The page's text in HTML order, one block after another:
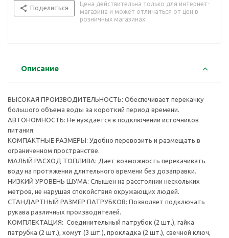
Поделиться
Цена действительна только для интернет-
магазина и может отличаться от цен в
розничных магазинах
Описание
ВЫСОКАЯ ПРОИЗВОДИТЕЛЬНОСТЬ: Обеспечивает перекачку
большого объема воды за короткий период времени.
АВТОНОМНОСТЬ: Не нуждается в подключении источников
питания.
КОМПАКТНЫЕ РАЗМЕРЫ: Удобно перевозить и размещать в
ограниченном пространстве.
МАЛЫЙ РАСХОД ТОПЛИВА: Дает возможность перекачивать
воду на протяжении длительного времени без дозаправки.
НИЗКИЙ УРОВЕНЬ ШУМА: Слышен на расстоянии нескольких
метров, не нарушая спокойствия окружающих людей.
СТАНДАРТНЫЙ РАЗМЕР ПАТРУБКОВ: Позволяет подключать
рукава различных производителей.
КОМПЛЕКТАЦИЯ: Соединительный патрубок (2 шт.), гайка
патрубка (2 шт.), хомут (3 шт.), прокладка (2 шт.), свечной ключ,